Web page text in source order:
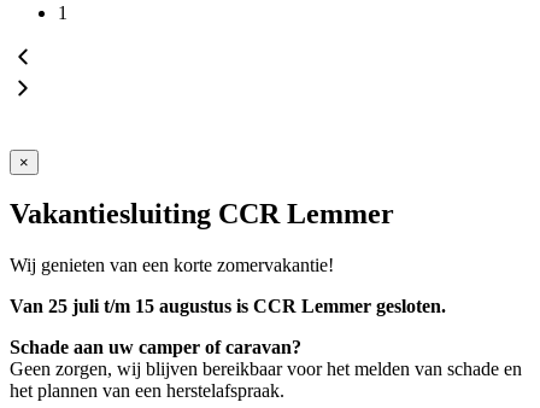
1
×
Vakantiesluiting CCR Lemmer
Wij genieten van een korte zomervakantie!
Van 25 juli t/m 15 augustus is CCR Lemmer gesloten.
Schade aan uw camper of caravan?
Geen zorgen, wij blijven bereikbaar voor het melden van schade en
het plannen van een herstelafspraak.